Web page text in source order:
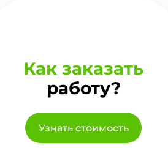
Как заказать
работу?
Узнать стоимость